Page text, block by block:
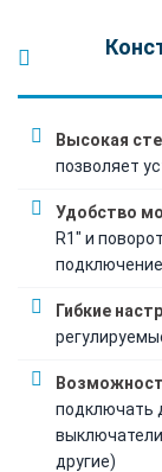
Высокая
позволяет
Удобство
R1" и
Гибкие
подключать
другие)